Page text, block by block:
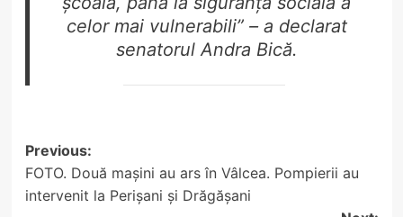
celor mai vulnerabili” – a declarat
senatorul Andra Bică.
Post
navigation
Previous:
FOTO. Două mașini au ars în Vâlcea. Pompierii au
intervenit la Perișani și Drăgășani